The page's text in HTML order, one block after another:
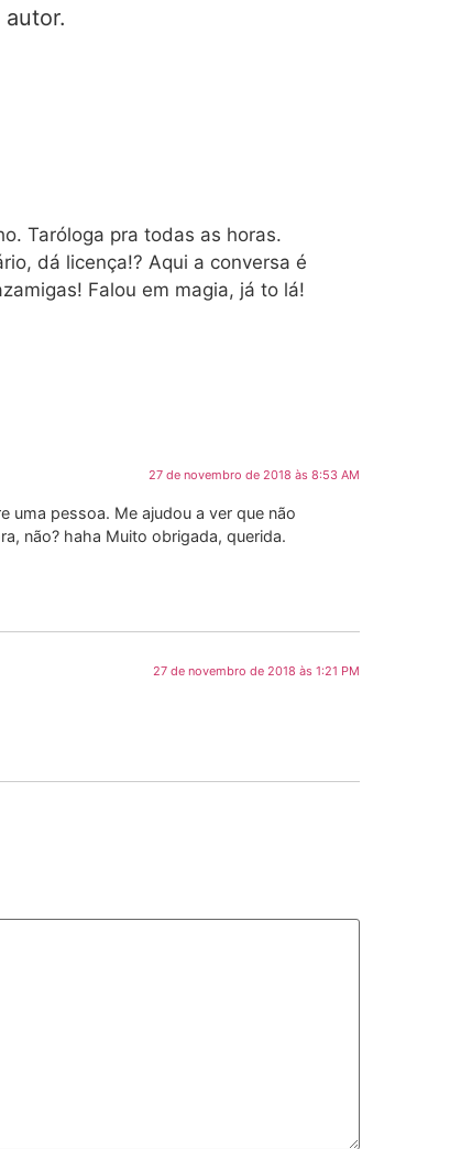
Taróloga pra todas as horas.
dá licença!? Aqui a conversa é
Falou em magia, já to lá!
27 de novembro de 2018 às 8:53 AM
uma pessoa. Me ajudou a ver que não
não? haha Muito obrigada, querida.
27 de novembro de 2018 às 1:21 PM